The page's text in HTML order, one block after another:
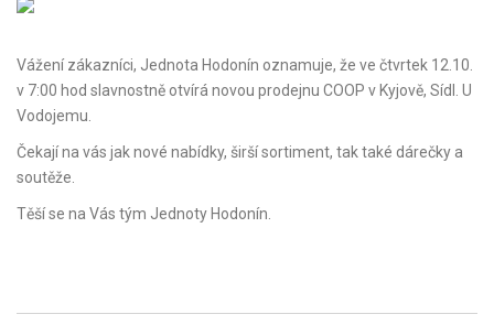
Vážení zákazníci, Jednota Hodonín oznamuje, že ve čtvrtek 12.10.
v 7:00 hod slavnostně otvírá novou prodejnu COOP v Kyjově, Sídl. U
Vodojemu.
Čekají na vás jak nové nabídky, širší sortiment, tak také dárečky a
soutěže.
Těší se na Vás tým Jednoty Hodonín.